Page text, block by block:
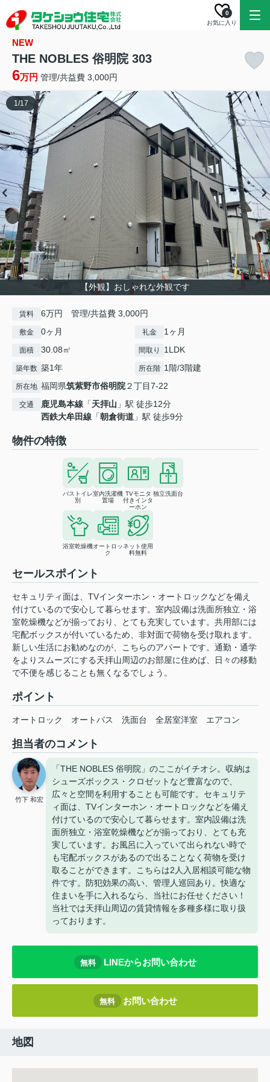
お気に入り
0
NEW
THE NOBLES 俗明院 303
6万円 管理/共益費 3,000円
【外観】おしゃれな外観です
1/17
賃料 6万円 管理/共益費 3,000円
敷金 0ヶ月 礼金 1ヶ月
面積 30.08㎡ 間取り 1LDK
築年数 築1年 所在階 1階/3階建
所在地 福岡県筑紫野市俗明院２丁目7-22
交通 鹿児島本線 「天拝山 」駅 徒歩12分
西鉄大牟田線 「朝倉街道 」駅 徒歩9分
物件の特徴
バストイレ
別
室内洗濯機
置場
TVモニタ
付きインタ
ーホン
独立洗面台
浴室乾燥機オートロッ
ク
ネット使用
料無料
セールスポイント
セキュリティ面は、TVインターホン・オートロックなどを備え
付けているので安心して暮らせます。室内設備は洗面所独立・浴
室乾燥機などが揃っており、とても充実しています。共用部には
宅配ボックスが付いているため、非対面で荷物を受け取れます。
新しい生活にお勧めなのが、こちらのアパートです。通勤・通学
をよりスムーズにする天拝山周辺のお部屋に住めば、日々の移動
で不便を感じることも無くなるでしょう。
ポイント
オートロック オートバス 洗面台 全居室洋室 エアコン
担当者のコメント
竹下 和宏
「THE NOBLES 俗明院」のここがイチオシ。収納は
シューズボックス・クロゼットなど豊富なので、
広々と空間を利用することも可能です。セキュリテ
ィ面は、TVインターホン・オートロックなどを備え
付けているので安心して暮らせます。室内設備は洗
面所独立・浴室乾燥機などが揃っており、とても充
実しています。お風呂に入っていて出られない時で
も宅配ボックスがあるので出ることなく荷物を受け
取ることができます。こちらは2人入居相談可能な物
件です。防犯効果の高い、管理人巡回あり。快適な
住まいを手に入れるなら、当社にお任せください！
当社では天拝山周辺の賃貸情報を多種多様に取り扱
っております。
無料 LINEからお問い合わせ
無料 お問い合わせ
地図